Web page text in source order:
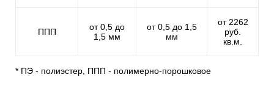
ППП
от 0,5 до
1,5 мм
от 0,5 до 1,5
мм
от 2262
руб.
кв.м.
* ПЭ - полиэстер, ППП - полимерно-порошковое